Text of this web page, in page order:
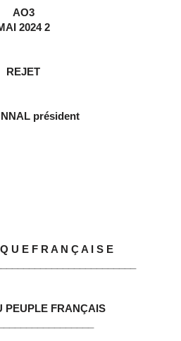
AO3
2 MAI 2024
REJET
président,
U E F R A N Ç A I S E
PEUPLE FRANÇAIS